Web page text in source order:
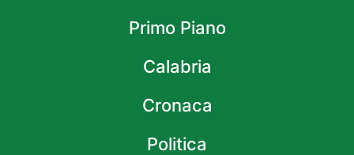
Primo Piano
Calabria
Cronaca
Politica